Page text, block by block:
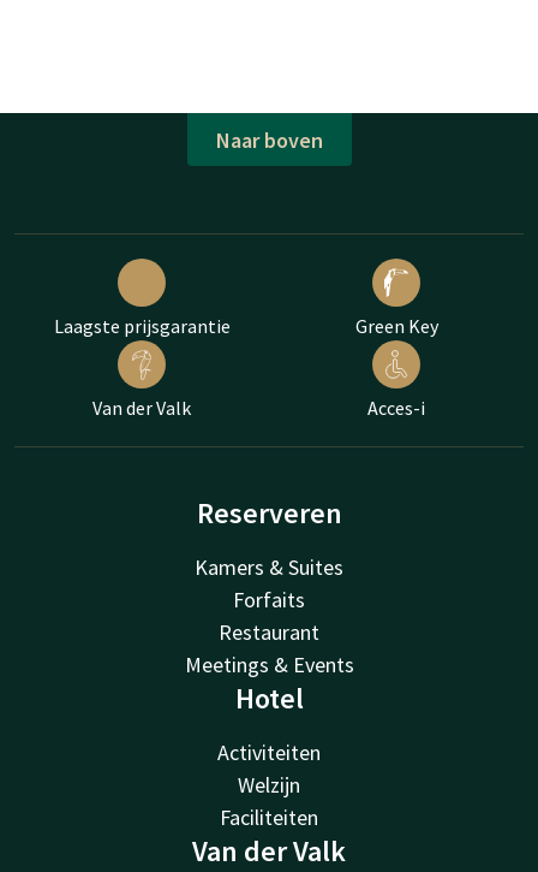
Naar boven
Laagste prijsgarantie Green Key
Van der Valk Acces-i
Reserveren
Kamers & Suites
Forfaits
Restaurant
Meetings & Events
Hotel
Activiteiten
Welzijn
Faciliteiten
Van der Valk